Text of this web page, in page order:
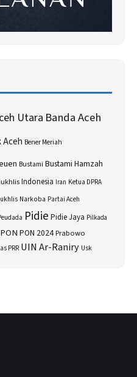
Utara Banda Aceh
Aceh Bener Meriah
Bustami Bustami Hamzah
Indonesia Iran Ketua DPRA
Narkoba Partai Aceh
Pidie Pidie Jaya Pilkada
PON PON 2024Prabowo
PRR UIN Ar-Raniry Usk